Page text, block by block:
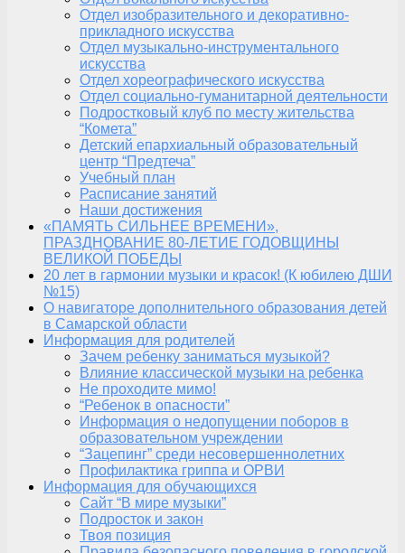
Отдел изобразительного и декоративно-
прикладного искусства
Отдел музыкально-инструментального
искусства
Отдел хореографического искусства
Отдел социально-гуманитарной деятельности
Подростковый клуб по месту жительства
“Комета”
Детский епархиальный образовательный
центр “Предтеча”
Учебный план
Расписание занятий
Наши достижения
«ПАМЯТЬ СИЛЬНЕЕ ВРЕМЕНИ»,
ПРАЗДНОВАНИЕ 80-ЛЕТИЕ ГОДОВЩИНЫ
ВЕЛИКОЙ ПОБЕДЫ
20 лет в гармонии музыки и красок! (К юбилею ДШИ
№15)
О навигаторе дополнительного образования детей
в Самарской области
Информация для родителей
Зачем ребенку заниматься музыкой?
Влияние классической музыки на ребенка
Не проходите мимо!
“Ребенок в опасности”
Информация о недопущении поборов в
образовательном учреждении
“Зацепинг” среди несовершеннолетних
Профилактика гриппа и ОРВИ
Информация для обучающихся
Сайт “В мире музыки”
Подросток и закон
Твоя позиция